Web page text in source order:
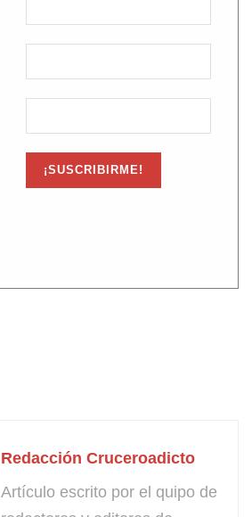
Redacción Cruceroadicto
Artículo escrito por el quipo de